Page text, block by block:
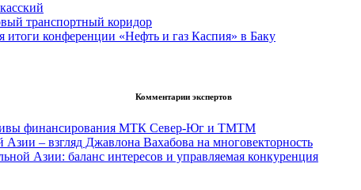
транспортный коридор
конференции «Нефть и газ Каспия» в Баку
Комментарии экспертов
финансирования МТК Север-Юг и ТМТМ
– взгляд Джавлона Вахабова на многовекторность
Азии: баланс интересов и управляемая конкуренция